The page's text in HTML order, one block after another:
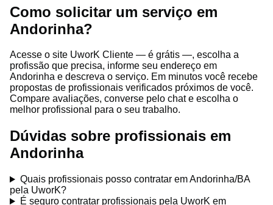
Como solicitar um serviço em
Andorinha?
Acesse o site UworK Cliente — é grátis —, escolha a
profissão que precisa, informe seu endereço em
Andorinha e descreva o serviço. Em minutos você recebe
propostas de profissionais verificados próximos de você.
Compare avaliações, converse pelo chat e escolha o
melhor profissional para o seu trabalho.
Dúvidas sobre profissionais em
Andorinha
Quais profissionais posso contratar em Andorinha/BA
pela UworK?
É seguro contratar profissionais pela UworK em